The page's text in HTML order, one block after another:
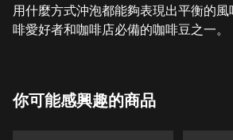
用什麼方式沖泡都能夠表現出平衡的
啡愛好者和咖啡店必備的咖啡豆之一。
你可能感興趣的商品